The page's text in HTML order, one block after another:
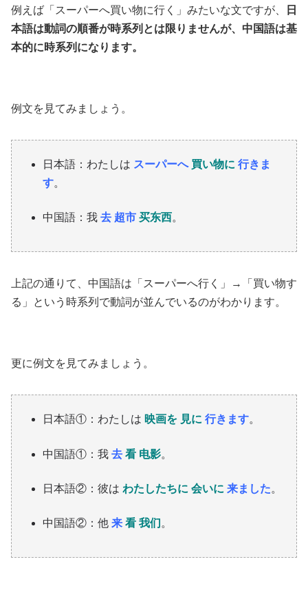
例えば「スーパーへ買い物に行く」みたいな文ですが、
日
本語は動詞の順番が時系列とは限りませんが、中国語は基
本的に時系列になります。
例文を見てみましょう。
日本語：わたしは スーパーへ 買い物に 行きま
す。
中国語：我去 超市 买东西。
上記の通りて、中国語は「スーパーへ行く」→「買い物す
る」という時系列で動詞が並んでいるのがわかります。
更に例文を見てみましょう。
日本語①：わたしは 映画を 見に 行きます。
中国語①：我去 看 电影。
日本語②：彼はわたしたちに 会いに 来ました。
中国語②：他来 看 我们 。